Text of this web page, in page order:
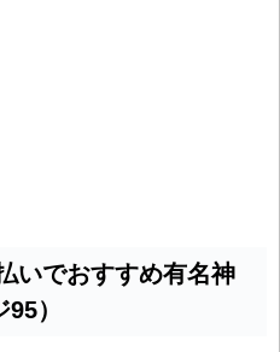
いでおすすめ有名神
）